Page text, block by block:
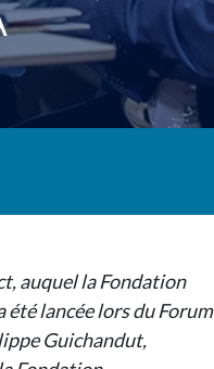
auquel la Fondation
lancée lors du Forum
Guichandut,